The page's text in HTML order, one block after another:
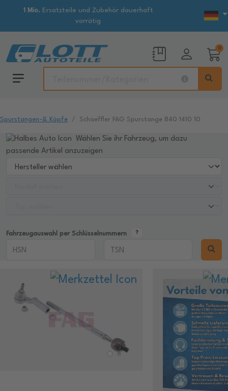
1 Mio.Ersatzteile und Zubehör dauerhaft
vorrätig
0
Spurstangen-& Köpfe Schaeffler FAG Spurstange 840 1410 10
Wählen Sie ihr Fahrzeug, um dazu
passende Artikel anzuzeigen
Fahrzeugauswahl per Schlüsselnummern